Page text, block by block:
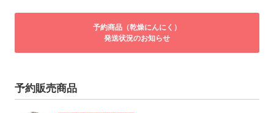
予約商品（乾燥にんにく）
発送状況のお知らせ
予約販売商品